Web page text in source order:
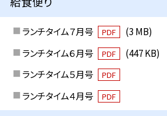
ランチタイム７月号 PDF
(3 MB)
ランチタイム６月号
PDF
(447 KB)
ランチタイム５月号
PDF
ランチタイム４月号 PDF